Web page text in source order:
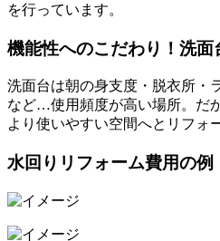
を行っています。
機能性へのこだわり！洗
洗面台は朝の身支度・脱衣所・
など…使用頻度が高い場所。だ
より使いやすい空間へとリフォ
水回りリフォーム費用の例